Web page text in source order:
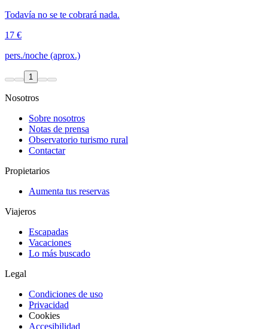
Todavía no se te cobrará nada.
17 €
pers./noche (aprox.)
1
Nosotros
Sobre nosotros
Notas de prensa
Observatorio turismo rural
Contactar
Propietarios
Aumenta tus reservas
Viajeros
Escapadas
Vacaciones
Lo más buscado
Legal
Condiciones de uso
Privacidad
Cookies
Accesibilidad